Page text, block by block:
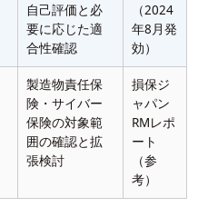
自己評価と必
要に応じた適
合性確認
（2024
年8月発
効）
製造物責任保
険・サイバー
保険の対象範
囲の確認と拡
張検討
損保ジ
ャパン
RMレポ
ート
（参
考）